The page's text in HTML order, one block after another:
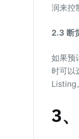
润来控
2.3 断
如果预
时可以
Listing。
3